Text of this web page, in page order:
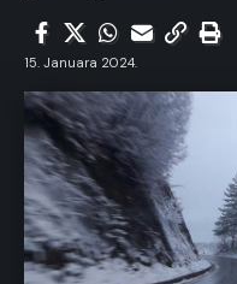
15. Januara 2024.